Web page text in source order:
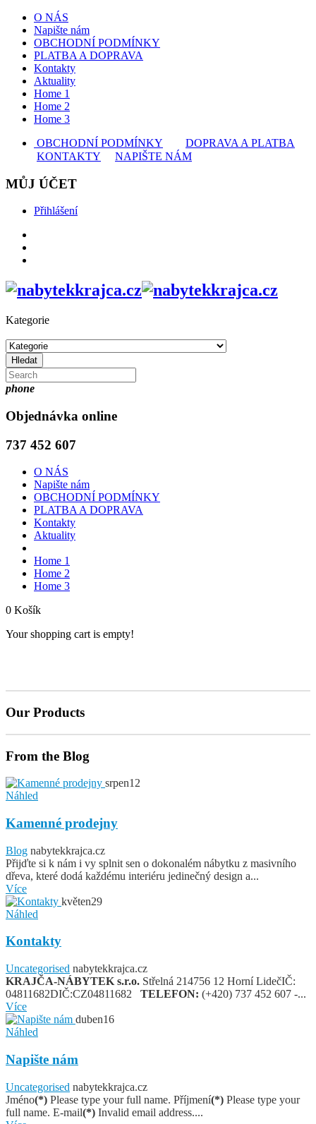
O NÁS
Napište nám
OBCHODNÍ PODMÍNKY
PLATBA A DOPRAVA
Kontakty
Aktuality
Home 1
Home 2
Home 3
OBCHODNÍ PODMÍNKY
DOPRAVA A PLATBA
KONTAKTY
NAPIŠTE NÁM
MŮJ ÚČET
Přihlášení
Kategorie
Hledat
phone
Objednávka online
737 452 607
O NÁS
Napište nám
OBCHODNÍ PODMÍNKY
PLATBA A DOPRAVA
Kontakty
Aktuality
Home 1
Home 2
Home 3
0 Košík
Your shopping cart is empty!
Our Products
From the Blog
srpen12
Náhled
Kamenné prodejny
Blog nabytekkrajca.cz
Přijďte si k nám i vy splnit sen o dokonalém nábytku z masivního
dřeva, které dodá každému interiéru jedinečný design a...
Více
květen29
Náhled
Kontakty
Uncategorised nabytekkrajca.cz
KRAJČA-NÁBYTEK s.r.o. Střelná 214756 12 Horní LidečIČ:
04811682DIČ:CZ04811682 TELEFON: (+420) 737 452 607 -...
Více
duben16
Náhled
Napište nám
Uncategorised nabytekkrajca.cz
Jméno(*) Please type your full name. Příjmení(*) Please type your
full name. E-mail(*) Invalid email address....